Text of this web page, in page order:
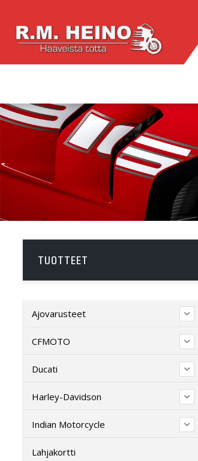
TUOTTEET
Ajovarusteet
CFMOTO
Ducati
Harley-Davidson
Indian Motorcycle
Lahjakortti